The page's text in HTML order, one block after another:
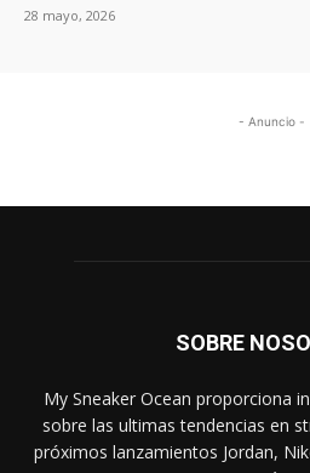
28 mayo, 2026
- Anuncio -
SOBRE
My Sneaker Ocean proporciona
sobre las ultimas tendencias en
próximos lanzamientos Jordan,